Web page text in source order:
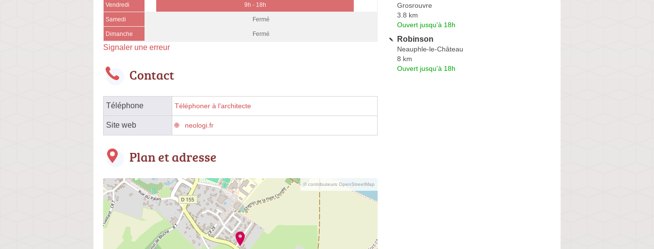
Vendredi 9h - 18h
Samedi Fermé
Dimanche Fermé
Signaler une erreur
Contact
Téléphone Téléphoner à l'architecte
Site web neologi.fr
Plan et adresse
© contributeurs OpenStreetMap
Grosrouvre
3.8 km
Ouvert jusqu'à 18h
Robinson
Neauphle-le-Château
8 km
Ouvert jusqu'à 18h